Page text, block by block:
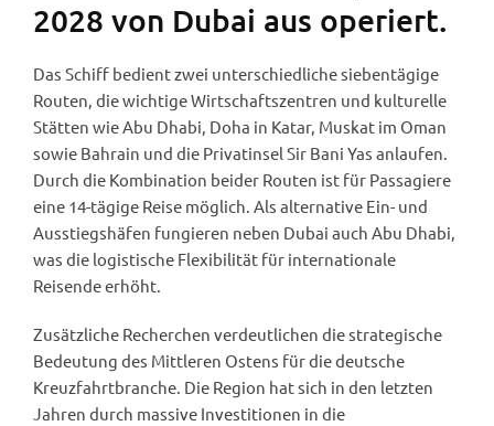
2028 von Dubai aus operiert.
Das Schiff bedient zwei unterschiedliche siebentägige
Routen, die wichtige Wirtschaftszentren und kulturelle
Stätten wie Abu Dhabi, Doha in Katar, Muskat im Oman
sowie Bahrain und die Privatinsel Sir Bani Yas anlaufen.
Durch die Kombination beider Routen ist für Passagiere
eine 14-tägige Reise möglich. Als alternative Ein- und
Ausstiegshäfen fungieren neben Dubai auch Abu Dhabi,
was die logistische Flexibilität für internationale
Reisende erhöht.
Zusätzliche Recherchen verdeutlichen die strategische
Bedeutung des Mittleren Ostens für die deutsche
Kreuzfahrtbranche. Die Region hat sich in den letzten
Jahren durch massive Investitionen in die